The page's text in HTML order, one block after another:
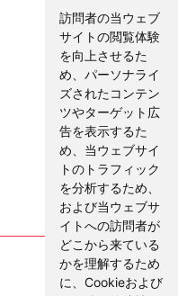
訪問者の当ウェブ
サイトの閲覧体験
を向上させるた
め、パーソナライ
ズされたコンテン
ツやターゲット広
告を表示するた
め、当ウェブサイ
トのトラフィック
を分析するため、
および当ウェブサ
イトへの訪問者が
どこから来ている
かを理解するため
に、Cookieおよび